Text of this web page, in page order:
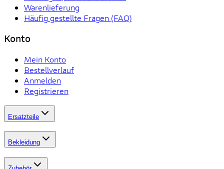
Warenlieferung
Häufig gestellte Fragen (FAQ)
Konto
Mein Konto
Bestellverlauf
Anmelden
Registrieren
Ersatzteile
Bekleidung